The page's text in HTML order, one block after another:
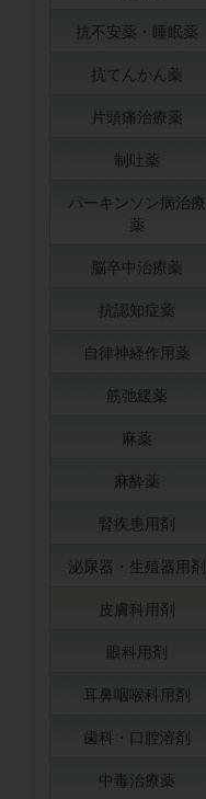
抗不安薬・睡眠薬
抗てんかん薬
片頭痛治療薬
制吐薬
パーキンソン病治療
薬
脳卒中治療薬
抗認知症薬
自律神経作用薬
筋弛緩薬
麻薬
麻酔薬
腎疾患用剤
泌尿器・生殖器用剤
皮膚科用剤
眼科用剤
耳鼻咽喉科用剤
歯科・口腔溶剤
中毒治療薬